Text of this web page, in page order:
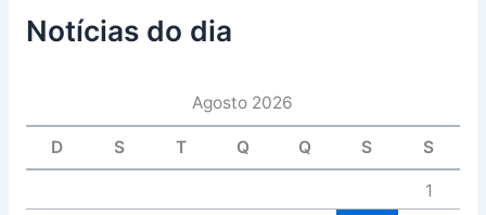
Notícias do dia
Agosto 2026
D S T Q Q S S
1